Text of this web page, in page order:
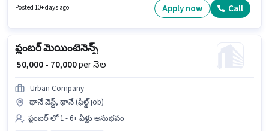
మరియు కంపెనీ పాలసీలపై ఆధారపడి ఇప్పించబడతాయి. ఈ ఉద్యోగం Full Time
ప్రాతిపదికపై, DAY shift మరియు వారానికి 6 days working ఉన్నాయి. Urban
Posted 10+ days ago Apply now Call
ప్లంబర్ మెయింటెనెన్స్
₹ 50,000 - 70,000per నెల
Urban Company
థానే వెస్ట్, థానే (ఫీల్డ్ job)
ప్లంబర్ లో 1 - 6+ ఏళ్లు అనుభవం